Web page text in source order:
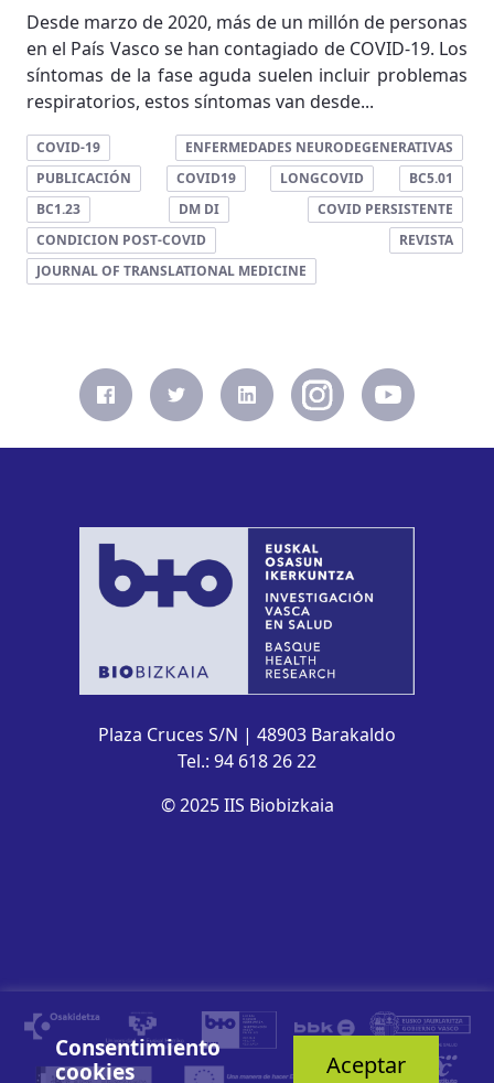
Desde marzo de 2020, más de un millón de personas
en el País Vasco se han contagiado de COVID-19. Los
síntomas de la fase aguda suelen incluir problemas
respiratorios, estos síntomas van desde...
COVID-19
ENFERMEDADES NEURODEGENERATIVAS
PUBLICACIÓN
COVID19 LONGCOVID
BC5.01
BC1.23
DM DI
COVID PERSISTENTE
CONDICION POST-COVID
REVISTA
JOURNAL OF TRANSLATIONAL MEDICINE
Plaza Cruces S/N | 48903 Barakaldo
Tel.: 94 618 26 22
© 2025 IIS Biobizkaia
Consentimiento
cookies
Aceptar